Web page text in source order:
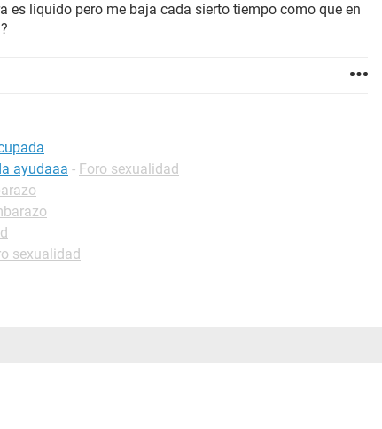
es liquido pero me baja cada sierto tiempo como que en
ayudaaa - Foro sexualidad
sexualidad